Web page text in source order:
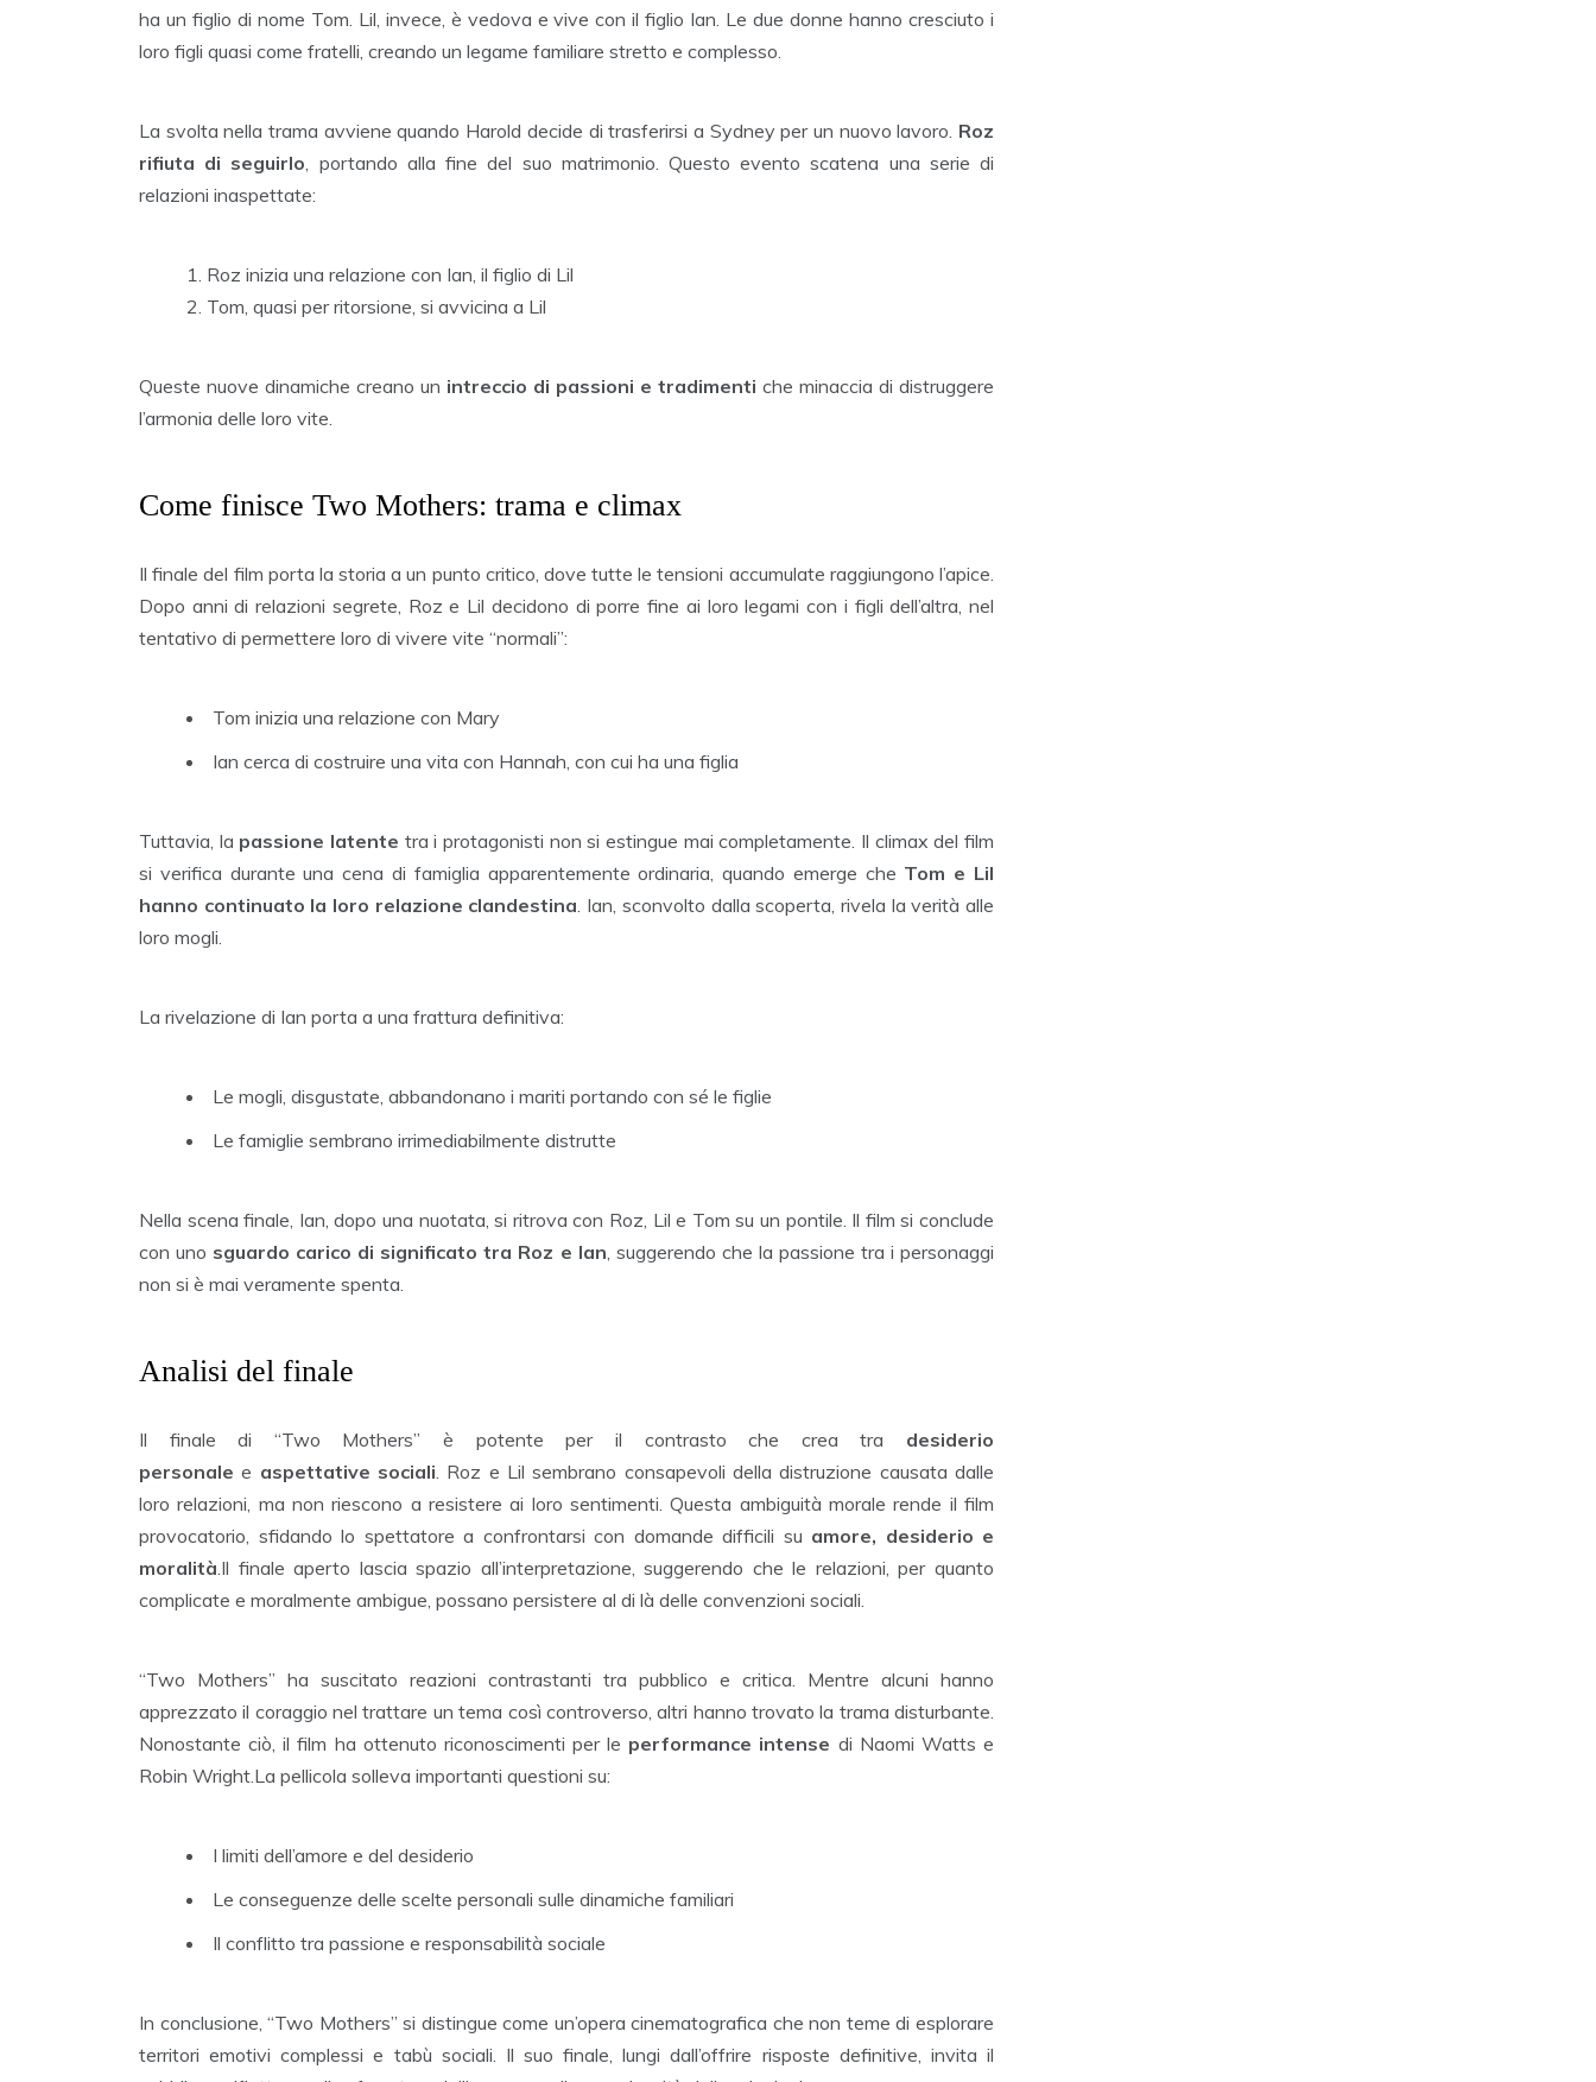
ha un figlio di nome Tom. Lil, invece, è vedova e vive con il figlio Ian. Le due donne hanno cresciuto i
loro figli quasi come fratelli, creando un legame familiare stretto e complesso.
La svolta nella trama avviene quando Harold decide di trasferirsi a Sydney per un nuovo lavoro. Roz
rifiuta di seguirlo , portando alla fine del suo matrimonio. Questo evento scatena una serie di
relazioni inaspettate:
Roz inizia una relazione con Ian, il figlio di Lil
Tom, quasi per ritorsione, si avvicina a Lil
Queste nuove dinamiche creano un intreccio di passioni e tradimenti che minaccia di distruggere
l’armonia delle loro vite.
Come finisce Two Mothers: trama e climax
Il finale del film porta la storia a un punto critico, dove tutte le tensioni accumulate raggiungono l’apice.
Dopo anni di relazioni segrete, Roz e Lil decidono di porre fine ai loro legami con i figli dell’altra, nel
tentativo di permettere loro di vivere vite “normali”:
Tom inizia una relazione con Mary
Ian cerca di costruire una vita con Hannah, con cui ha una figlia
Tuttavia, la passione latente tra i protagonisti non si estingue mai completamente. Il climax del film
si verifica durante una cena di famiglia apparentemente ordinaria, quando emerge che Tom e Lil
hanno continuato la loro relazione clandestina . Ian, sconvolto dalla scoperta, rivela la verità alle
loro mogli.
La rivelazione di Ian porta a una frattura definitiva:
Le mogli, disgustate, abbandonano i mariti portando con sé le figlie
Le famiglie sembrano irrimediabilmente distrutte
Nella scena finale, Ian, dopo una nuotata, si ritrova con Roz, Lil e Tom su un pontile. Il film si conclude
con uno sguardo carico di significato tra Roz e Ian , suggerendo che la passione tra i personaggi
non si è mai veramente spenta.
Analisi del finale
Il finale di “Two Mothers” è potente per il contrasto che crea tra desiderio
personale e aspettative sociali . Roz e Lil sembrano consapevoli della distruzione causata dalle
loro relazioni, ma non riescono a resistere ai loro sentimenti. Questa ambiguità morale rende il film
provocatorio, sfidando lo spettatore a confrontarsi con domande difficili su amore, desiderio e
moralità .Il finale aperto lascia spazio all’interpretazione, suggerendo che le relazioni, per quanto
complicate e moralmente ambigue, possano persistere al di là delle convenzioni sociali.
“Two Mothers” ha suscitato reazioni contrastanti tra pubblico e critica. Mentre alcuni hanno
apprezzato il coraggio nel trattare un tema così controverso, altri hanno trovato la trama disturbante.
Nonostante ciò, il film ha ottenuto riconoscimenti per le performance intense di Naomi Watts e
Robin Wright.La pellicola solleva importanti questioni su:
I limiti dell’amore e del desiderio
Le conseguenze delle scelte personali sulle dinamiche familiari
Il conflitto tra passione e responsabilità sociale
In conclusione, “Two Mothers” si distingue come un’opera cinematografica che non teme di esplorare
territori emotivi complessi e tabù sociali. Il suo finale, lungi dall’offrire risposte definitive, invita il